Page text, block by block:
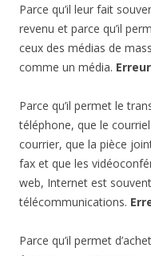
Parce qu’il leur fait
revenu et parce qu’il
ceux des médias de
comme un média.
Parce qu’il permet le
téléphone, que le
courrier, que la pièce
fax et que les
web, Internet est
télécommunications.
Parce qu’il permet